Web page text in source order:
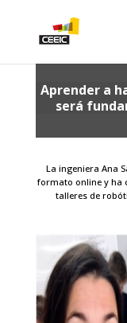
Aprender a
será
La ingeniera Ana
formato online y ha
talleres de